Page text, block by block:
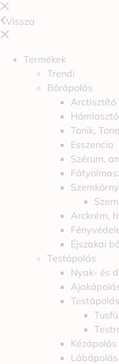
Vissza
Termékek
Trendi
Bőrápolás
Arctisztító
Hámlasztó
Tonik,
Esszencia
Szérum,
Arckrém,
Éjszakai
Testápolás
Nyak- és
Testápolás
Kézápolás
Lábápolás